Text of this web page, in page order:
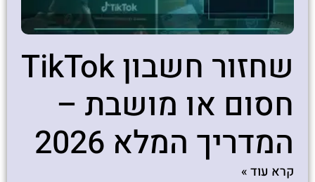
שחזור חשבון TikTok
חסום או מושבת –
המדריך המלא 2026
קרא עוד »